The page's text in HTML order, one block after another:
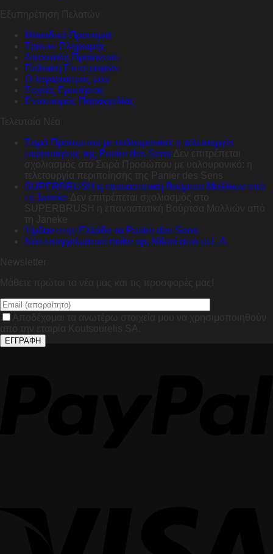
Εξυπηρέτηση Πελατών
Μοναδικά Προνόμια
Τρόποι Πληρωμής
Αποστολή Προϊόντων
Πολιτική Επιστροφών
Ο λογαριασμός μου
Συχνές Ερωτήσεις
Εντοπισμός Παραγγελίας
Τελευταία Νέα
Σειρά Προσώπου με υαλουρονικό: η τελετουργία
περιποίησης της Panier des Sens Δεν επιτρέπεται
σχολιασμός
στο Σειρά Προσώπου με υαλουρονικό: η
τελετουργία περιποίησης της Panier des Sens
SUPERBRUSH η επαναστατική Βούρτσα Μαλλιών από
τη Janeke Δεν επιτρέπεται σχολιασμός
SUPERBRUSH η επαναστατική Βούρτσα Μαλλιών από
τη Janeke
Ήρθαν στην Ελλάδα τα Panier des Sens
Nέο επαγγελματικό make up, Milani από το L.A.
Newsletter
Μάθετε πρώτοι τα νέα μας και τις προσφορές μας!
Αποδέχομαι τα ανωτέρω στοιχεία μου να χρησιμοποιηθούν
από την εταιρία Koutsourelis SA.